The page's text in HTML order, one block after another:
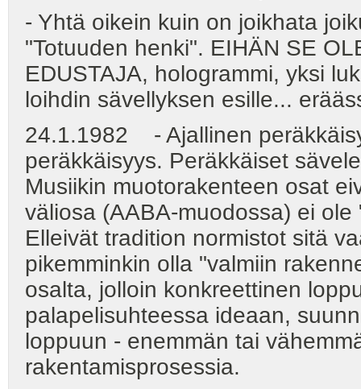
- Yhtä oikein kuin on joikhata
"Totuuden henki". EIHÄN SE
EDUSTAJA, hologrammi, yksi
loihdin sävellyksen esille...
24.1.1982 - Ajallinen
peräkkäisyys. Peräkkäiset
Musiikin muotorakenteen osat
väliosa (AABA-muodossa) ei
Elleivät tradition normistot sitä
pikemminkin olla "valmiin
osalta, jolloin konkreettinen
palapelisuhteessa ideaan,
loppuun - enemmän tai
rakentamisprosessia.